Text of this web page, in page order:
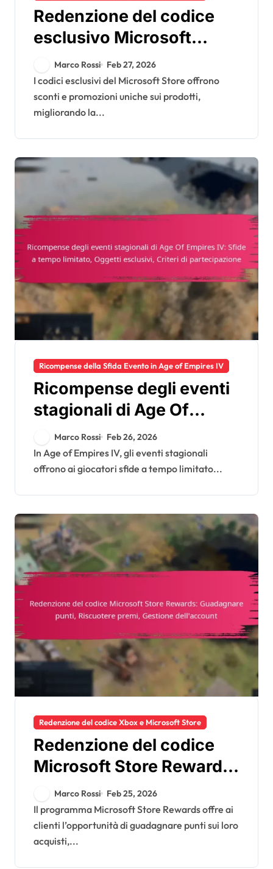
Redenzione del codice
esclusivo Microsoft
Store: Offerte a tempo
limitato, Criteri di
idoneità, Processo di
richiesta
Marco Rossi Feb 27, 2026
I codici esclusivi del Microsoft Store offrono
sconti e promozioni uniche sui prodotti,
migliorando la...
Ricompense della Sfida Evento in Age of Empires IV
Ricompense degli eventi
stagionali di Age Of
Empires IV: Sfide a tempo
limitato, Oggetti
esclusivi, Criteri di
partecipazione
Marco Rossi Feb 26, 2026
In Age of Empires IV, gli eventi stagionali
offrono ai giocatori sfide a tempo limitato...
Redenzione del codice Xbox e Microsoft Store
Redenzione del codice
Microsoft Store Rewards:
Guadagnare punti,
Riscuotere premi,
Gestione dell’account
Marco Rossi Feb 25, 2026
Il programma Microsoft Store Rewards offre ai
clienti l’opportunità di guadagnare punti sui loro
acquisti,...